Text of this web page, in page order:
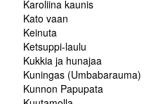
Karoliina kaunis
Kato vaan
Keinuta
Ketsuppi-laulu
Kukkia ja hunajaa
Kuningas (Umbabarauma)
Kunnon Papupata